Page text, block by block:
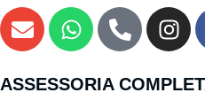
ASSESSORIA